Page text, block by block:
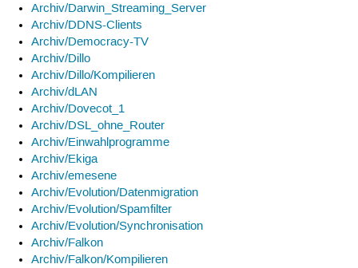
Archiv/Darwin_Streaming_Server
Archiv/DDNS-Clients
Archiv/Democracy-TV
Archiv/Dillo
Archiv/Dillo/Kompilieren
Archiv/dLAN
Archiv/Dovecot_1
Archiv/DSL_ohne_Router
Archiv/Einwahlprogramme
Archiv/Ekiga
Archiv/emesene
Archiv/Evolution/Datenmigration
Archiv/Evolution/Spamfilter
Archiv/Evolution/Synchronisation
Archiv/Falkon
Archiv/Falkon/Kompilieren